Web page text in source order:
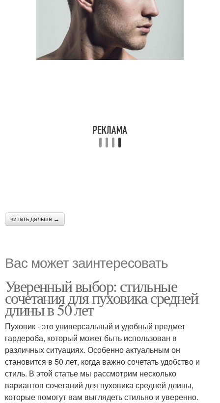
читать дальше →
Вас может заинтересовать
Уверенный выбор: стильные
сочетания для пуховика средней
длины в 50 лет
Пуховик - это универсальный и удобный предмет
гардероба, который может быть использован в
различных ситуациях. Особенно актуальным он
становится в 50 лет, когда важно сочетать удобство и
стиль. В этой статье мы рассмотрим несколько
вариантов сочетаний для пуховика средней длины,
которые помогут вам выглядеть стильно и уверенно.